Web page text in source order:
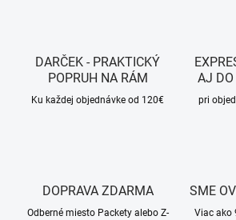
DARČEK - PRAKTICKÝ
POPRUH NA RÁM
Ku každej objednávke od 120€
AJ DO
pri
DOPRAVA ZDARMA
Odberné miesto Packety alebo Z-
SME
Viac ako